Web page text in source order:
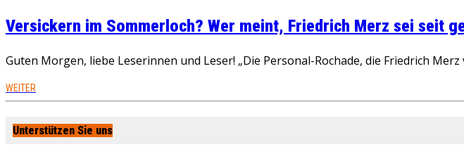
Versickern im Sommerloch? Wer meint, Friedrich Merz sei seit
Guten Morgen, liebe Leserinnen und Leser! „Die Personal-Rochade, die Friedrich
WEITER
Unterstützen Sie uns